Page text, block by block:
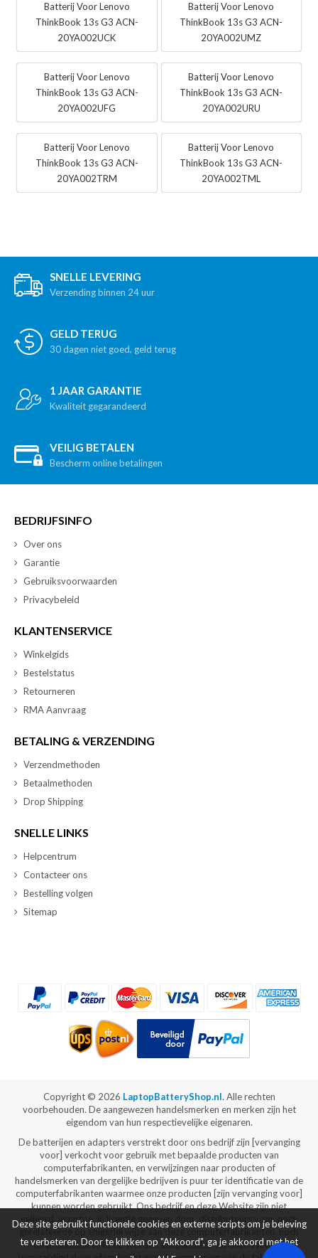
Batterij Voor Lenovo
ThinkBook 13s G3 ACN-
20YA002UCK
Batterij Voor Lenovo
ThinkBook 13s G3 ACN-
20YA002UMZ
Batterij Voor Lenovo
ThinkBook 13s G3 ACN-
20YA002UFG
Batterij Voor Lenovo
ThinkBook 13s G3 ACN-
20YA002URU
Batterij Voor Lenovo
ThinkBook 13s G3 ACN-
20YA002TRM
Batterij Voor Lenovo
ThinkBook 13s G3 ACN-
20YA002TML
SNELLE LEVERING
Verzending binnen 24 uur
GELD TERUG
30 dagen niet goed, geld terug
1 JAAR GARANTIE
Kwaliteit gegarandeerd
VEILIG BETALEN
Bescherm online betalingen
BEDRIJFSINFO
Over ons
Garantie
Gebruiksvoorwaarden
Privacybeleid
KLANTENSERVICE
Winkelgids
Bestelstatus
Retourneren
RMA Aanvraag
BETALING & VERZENDING
Verzendmethoden
Betaalmethoden
Drop Shipping
SNELLE LINKS
Helpcentrum
Contacteer ons
Bestelling volgen
Sitemap
Copyright © 2026 LaptopBatteryShop.nl. Alle rechten
voorbehouden. De aangewezen handelsmerken en merken zijn het
eigendom van hun respectievelijke eigenaren.
De batterijen en adapters verstrekt door ons bedrijf zijn [vervanging
voor] verkocht voor gebruik met bepaalde producten van
computerfabrikanten, en verwijzingen naar producten of
handelsmerken van dergelijke bedrijven is puur ter identificatie van de
computerfabrikanten waarmee onze producten [zijn vervanging voor]
kunnen worden gebruikt. Ons bedrijf en deze Website zijn niet
gelieerd, waartoe, in licentie gegeven door, distributeurs voor, noch
gerelateerde op enigerlei wijze aan deze computerfabrikanten, noch
de producten te koop worden aangeboden via onze Website
Deze site gebruikt functionele cookies en externe scripts om je beleving
te verbeteren. Door te klikken op "Akkoord", ga je akkoord met het